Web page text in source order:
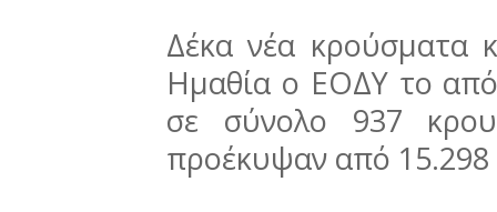
Δέκα νέα κρούσματα
Ημαθία ο ΕΟΔΥ το
σε σύνολο 937
προέκυψαν από